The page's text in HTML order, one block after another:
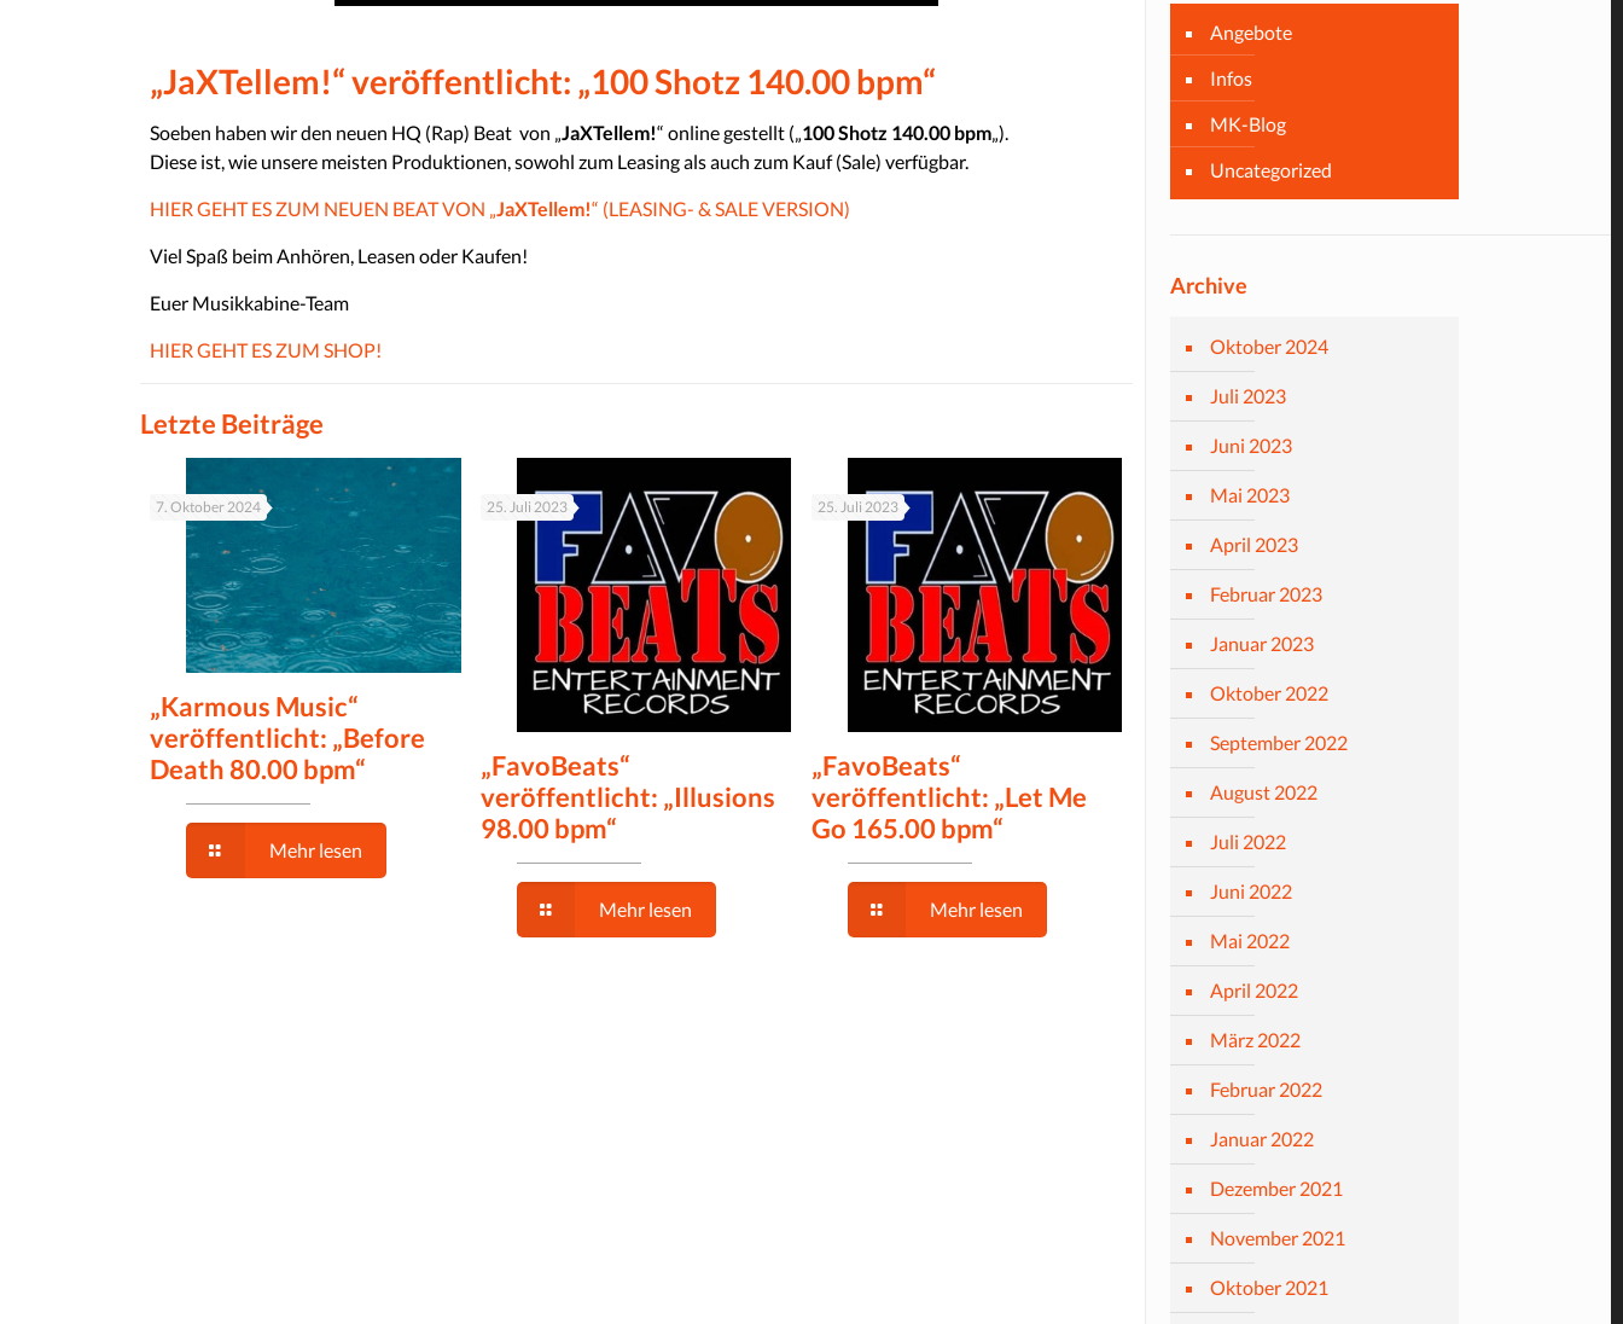
„JaXTellem!“ veröffentlicht: „100 Shotz 140.00 bpm“
Soeben haben wir den neuen HQ (Rap) Beat von „JaXTellem!“ online gestellt („100 Shotz 140.00 bpm„).
Diese ist, wie unsere meisten Produktionen, sowohl zum Leasing als auch zum Kauf (Sale) verfügbar.
HIER GEHT ES ZUM NEUEN BEAT VON „JaXTellem!“ (LEASING- & SALE VERSION)
Viel Spaß beim Anhören, Leasen oder Kaufen!
Euer Musikkabine-Team
HIER GEHT ES ZUM SHOP!
Letzte Beiträge
7. Oktober 2024
„Karmous Music“
veröffentlicht: „Before
Death 80.00 bpm“
Mehr lesen
25. Juli 2023
„FavoBeats“
veröffentlicht: „Illusions
98.00 bpm“
Mehr lesen
25. Juli 2023
„FavoBeats“
veröffentlicht: „Let Me
Go 165.00 bpm“
Mehr lesen
Angebote
Infos
MK-Blog
Uncategorized
Archive
Oktober 2024
Juli 2023
Juni 2023
Mai 2023
April 2023
Februar 2023
Januar 2023
Oktober 2022
September 2022
August 2022
Juli 2022
Juni 2022
Mai 2022
April 2022
März 2022
Februar 2022
Januar 2022
Dezember 2021
November 2021
Oktober 2021